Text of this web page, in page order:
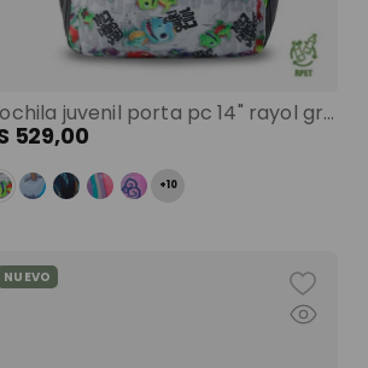
Mochila juvenil porta pc 14" rayol gris color: gris
529,00
+10
NUEVO